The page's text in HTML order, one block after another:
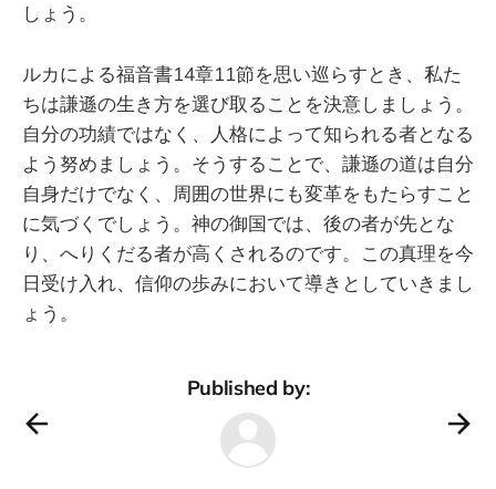
しょう。
ルカによる福音書14章11節を思い巡らすとき、私た
ちは謙遜の生き方を選び取ることを決意しましょう。
自分の功績ではなく、人格によって知られる者となる
よう努めましょう。そうすることで、謙遜の道は自分
自身だけでなく、周囲の世界にも変革をもたらすこと
に気づくでしょう。神の御国では、後の者が先とな
り、へりくだる者が高くされるのです。この真理を今
日受け入れ、信仰の歩みにおいて導きとしていきまし
ょう。
Published by: